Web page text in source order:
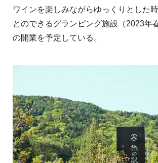
ワインを楽しみながらゆっくりとした
とのできるグランピング施設（2023年
の開業を予定している。